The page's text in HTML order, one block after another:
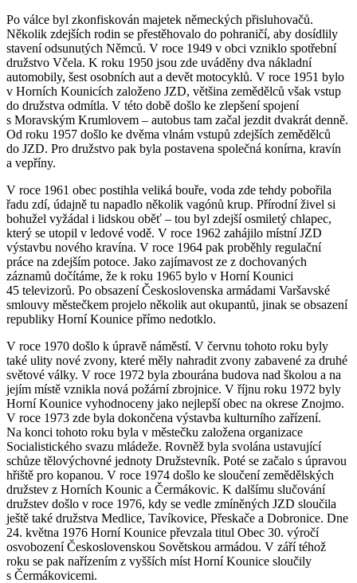
Po válce byl zkonfiskován majetek německých přisluhovačů.
Několik zdejších rodin se přestěhovalo do pohraničí, aby dosídlily
stavení odsunutých Němců. V roce 1949 v obci vzniklo spotřební
družstvo Včela. K roku 1950 jsou zde uváděny dva nákladní
automobily, šest osobních aut a devět motocyklů. V roce 1951 bylo
v Horních Kounicích založeno JZD, většina zemědělců však vstup
do družstva odmítla. V této době došlo ke zlepšení spojení
s Moravským Krumlovem – autobus tam začal jezdit dvakrát denně.
Od roku 1957 došlo ke dvěma vlnám vstupů zdejších zemědělců
do JZD. Pro družstvo pak byla postavena společná konírna, kravín
a vepříny.
V roce 1961 obec postihla veliká bouře, voda zde tehdy pobořila
řadu zdí, údajně tu napadlo několik vagónů krup. Přírodní živel si
bohužel vyžádal i lidskou oběť – tou byl zdejší osmiletý chlapec,
který se utopil v ledové vodě. V roce 1962 zahájilo místní JZD
výstavbu nového kravína. V roce 1964 pak proběhly regulační
práce na zdejším potoce. Jako zajímavost ze z dochovaných
záznamů dočítáme, že k roku 1965 bylo v Horní Kounici
45 televizorů. Po obsazení Československa armádami Varšavské
smlouvy městečkem projelo několik aut okupantů, jinak se obsazení
republiky Horní Kounice přímo nedotklo.
V roce 1970 došlo k úpravě náměstí. V červnu tohoto roku byly
také ulity nové zvony, které měly nahradit zvony zabavené za druhé
světové války. V roce 1972 byla zbourána budova nad školou a na
jejím místě vznikla nová požární zbrojnice. V říjnu roku 1972 byly
Horní Kounice vyhodnoceny jako nejlepší obec na okrese Znojmo.
V roce 1973 zde byla dokončena výstavba kulturního zařízení.
Na konci tohoto roku byla v městečku založena organizace
Socialistického svazu mládeže. Rovněž byla svolána ustavující
schůze tělovýchovné jednoty Družstevník. Poté se začalo s úpravou
hřiště pro kopanou. V roce 1974 došlo ke sloučení zemědělských
družstev z Horních Kounic a Čermákovic. K dalšímu slučování
družstev došlo v roce 1976, kdy se vedle zmíněných JZD sloučila
ještě také družstva Medlice, Tavíkovice, Přeskače a Dobronice. Dne
24. května 1976 Horní Kounice převzala titul Obec 30. výročí
osvobození Československou Sovětskou armádou. V září téhož
roku se pak nařízením z vyšších míst Horní Kounice sloučily
s Čermákovicemi.